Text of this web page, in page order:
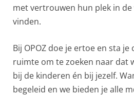
met vertrouwen hun plek in
vinden.
Bij OPOZ doe je ertoe en sta je
ruimte om te zoeken naar dat
bij de kinderen én bij jezelf.
begeleid en we bieden je alle